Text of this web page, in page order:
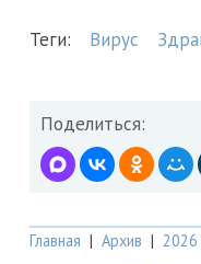
Теги: Вирус
Поделиться:
Главная | Архив | 2026